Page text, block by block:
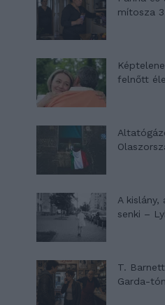
mítosza
felnőtt
A
senki –
T.
Garda-